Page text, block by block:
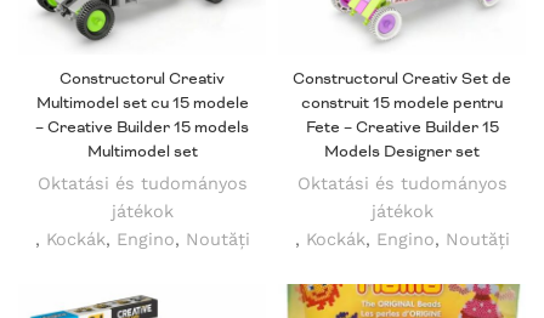
Constructorul Creativ
Multimodel set cu 15 modele
– Creative Builder 15 models
Multimodel set
Oktatási és tudományos
játékok
, Kockák, Engino, Noutăți
Constructorul Creativ Set de
construit 15 modele pentru
Fete – Creative Builder 15
Models Designer set
Oktatási és tudományos
játékok
, Kockák, Engino, Noutăți